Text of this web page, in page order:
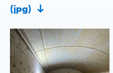
(jpg)